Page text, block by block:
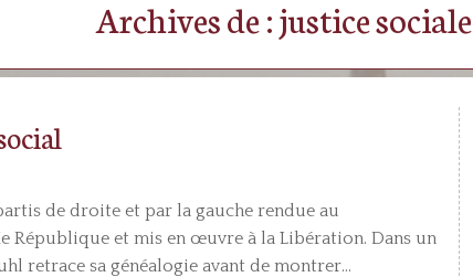
Archives de : justice sociale
de droite et par la gauche rendue au
République et mis en œuvre à la Libération. Dans un
retrace sa généalogie avant de montrer...